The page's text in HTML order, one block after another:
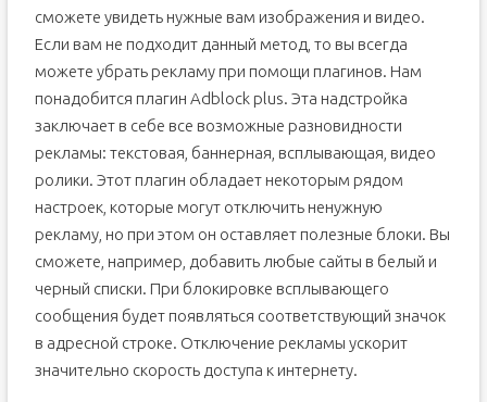
сможете увидеть нужные вам изображения и видео.
Если вам не подходит данный метод, то вы всегда
можете убрать рекламу при помощи плагинов. Нам
понадобится плагин Adblock plus. Эта надстройка
заключает в себе все возможные разновидности
рекламы: текстовая, баннерная, всплывающая, видео
ролики. Этот плагин обладает некоторым рядом
настроек, которые могут отключить ненужную
рекламу, но при этом он оставляет полезные блоки. Вы
сможете, например, добавить любые сайты в белый и
черный списки. При блокировке всплывающего
сообщения будет появляться соответствующий значок
в адресной строке. Отключение рекламы ускорит
значительно скорость доступа к интернету.